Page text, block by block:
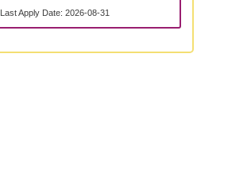
Last Apply Date: 2026-08-31